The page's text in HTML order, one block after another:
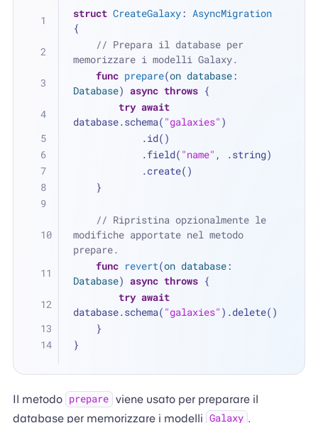
struct CreateGalaxy: AsyncMigration
{
// Prepara il database per
memorizzare i modelli Galaxy.
func prepare(on database
Database) async throws {
try await
database.schema( "galaxies" )
            .id()
            .field(
"name" , .string)
            .create()
    }
// Ripristina opzionalmente le
modifiche apportate nel metodo
prepare.
func revert(on database
Database) async throws {
try await
database.schema( "galaxies" ).delete()
    }
}
Il metodo prepare viene usato per preparare il
database per memorizzare i modelli Galaxy .